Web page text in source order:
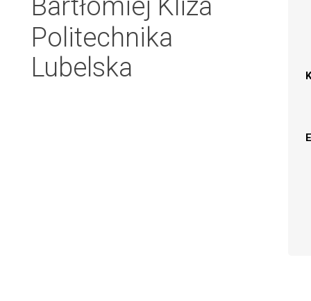
Politechnika
Lubelska